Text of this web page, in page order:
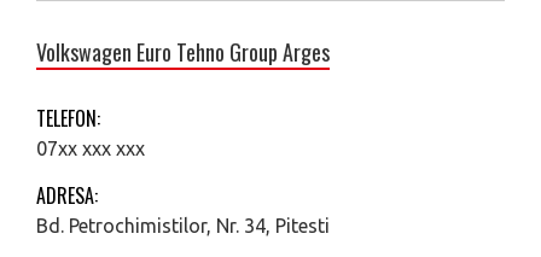
Volkswagen Euro Tehno Group Arges
TELEFON:
07xx xxx xxx
ADRESA:
Bd. Petrochimistilor, Nr. 34, Pitesti